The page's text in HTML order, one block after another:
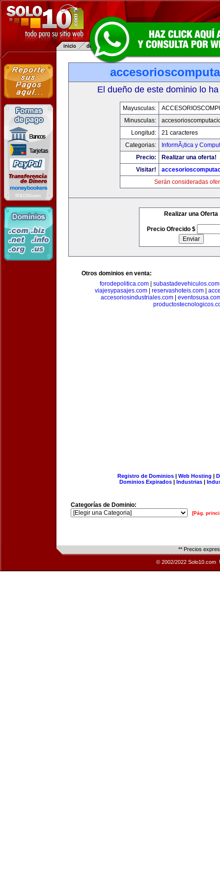
El dueño de este dominio lo
Mayusculas:
Minusculas:
Longitud:
21 caracteres
Categorias:
InformÃ¡tica y
Precio:
Realizar una oferta!
Visitar!
Serán consideradas
Realizar una Oferta
Precio Ofrecido $
Otros dominios en venta:
forodepolitica.com| subastadevehiculos.com
viajesypasajes.com
reservashoteis.com
accesoriosindustriales.com
Registro de Dominios| Web Hosting |
Dominios Expirados | Industrias |
Categorías de Dominio:
[Pág.
** Precios
© 2002/2022 Solo10.com